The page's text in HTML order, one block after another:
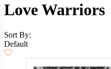
Love Warriors
Sort By:
Default